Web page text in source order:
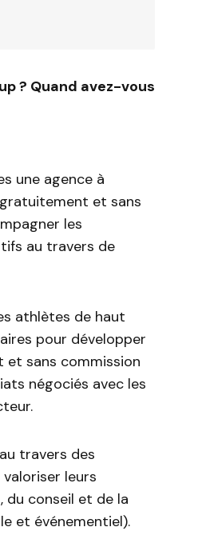
? Quand avez-vous
une agence à
et sans
les
au travers de
athlètes de haut
pour développer
et sans commission
négociés avec les
travers des
leurs
du conseil et de la
et événementiel).